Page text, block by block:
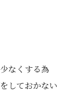
なくする為
しておかない